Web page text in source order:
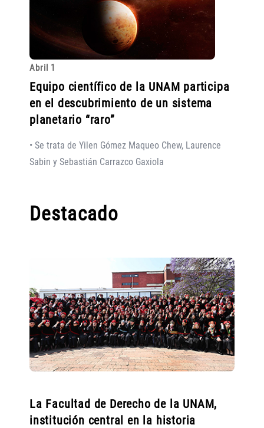
Abril 1
Equipo científico de la UNAM participa
en el descubrimiento de un sistema
planetario “raro”
• Se trata de Yilen Gómez Maqueo Chew, Laurence
Sabin y Sebastián Carrazco Gaxiola
Destacado
La Facultad de Derecho de la UNAM,
institución central en la historia